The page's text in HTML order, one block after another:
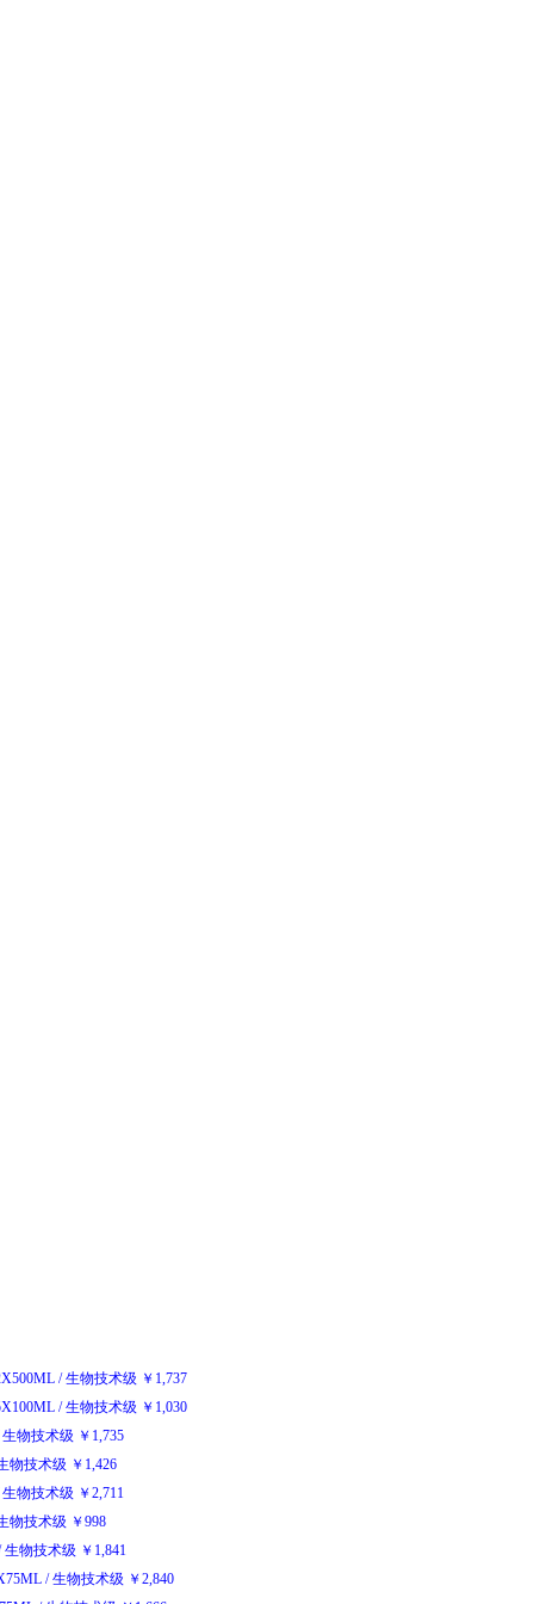
/ 生物技术级 ￥ 1,737
/ 生物技术级 ￥ 1,030
生物技术级 ￥ 1,735
物技术级 ￥ 1,426
生物技术级 ￥ 2,711
物技术级 ￥ 998
生物技术级 ￥ 1,841
/ 生物技术级 ￥ 2,840